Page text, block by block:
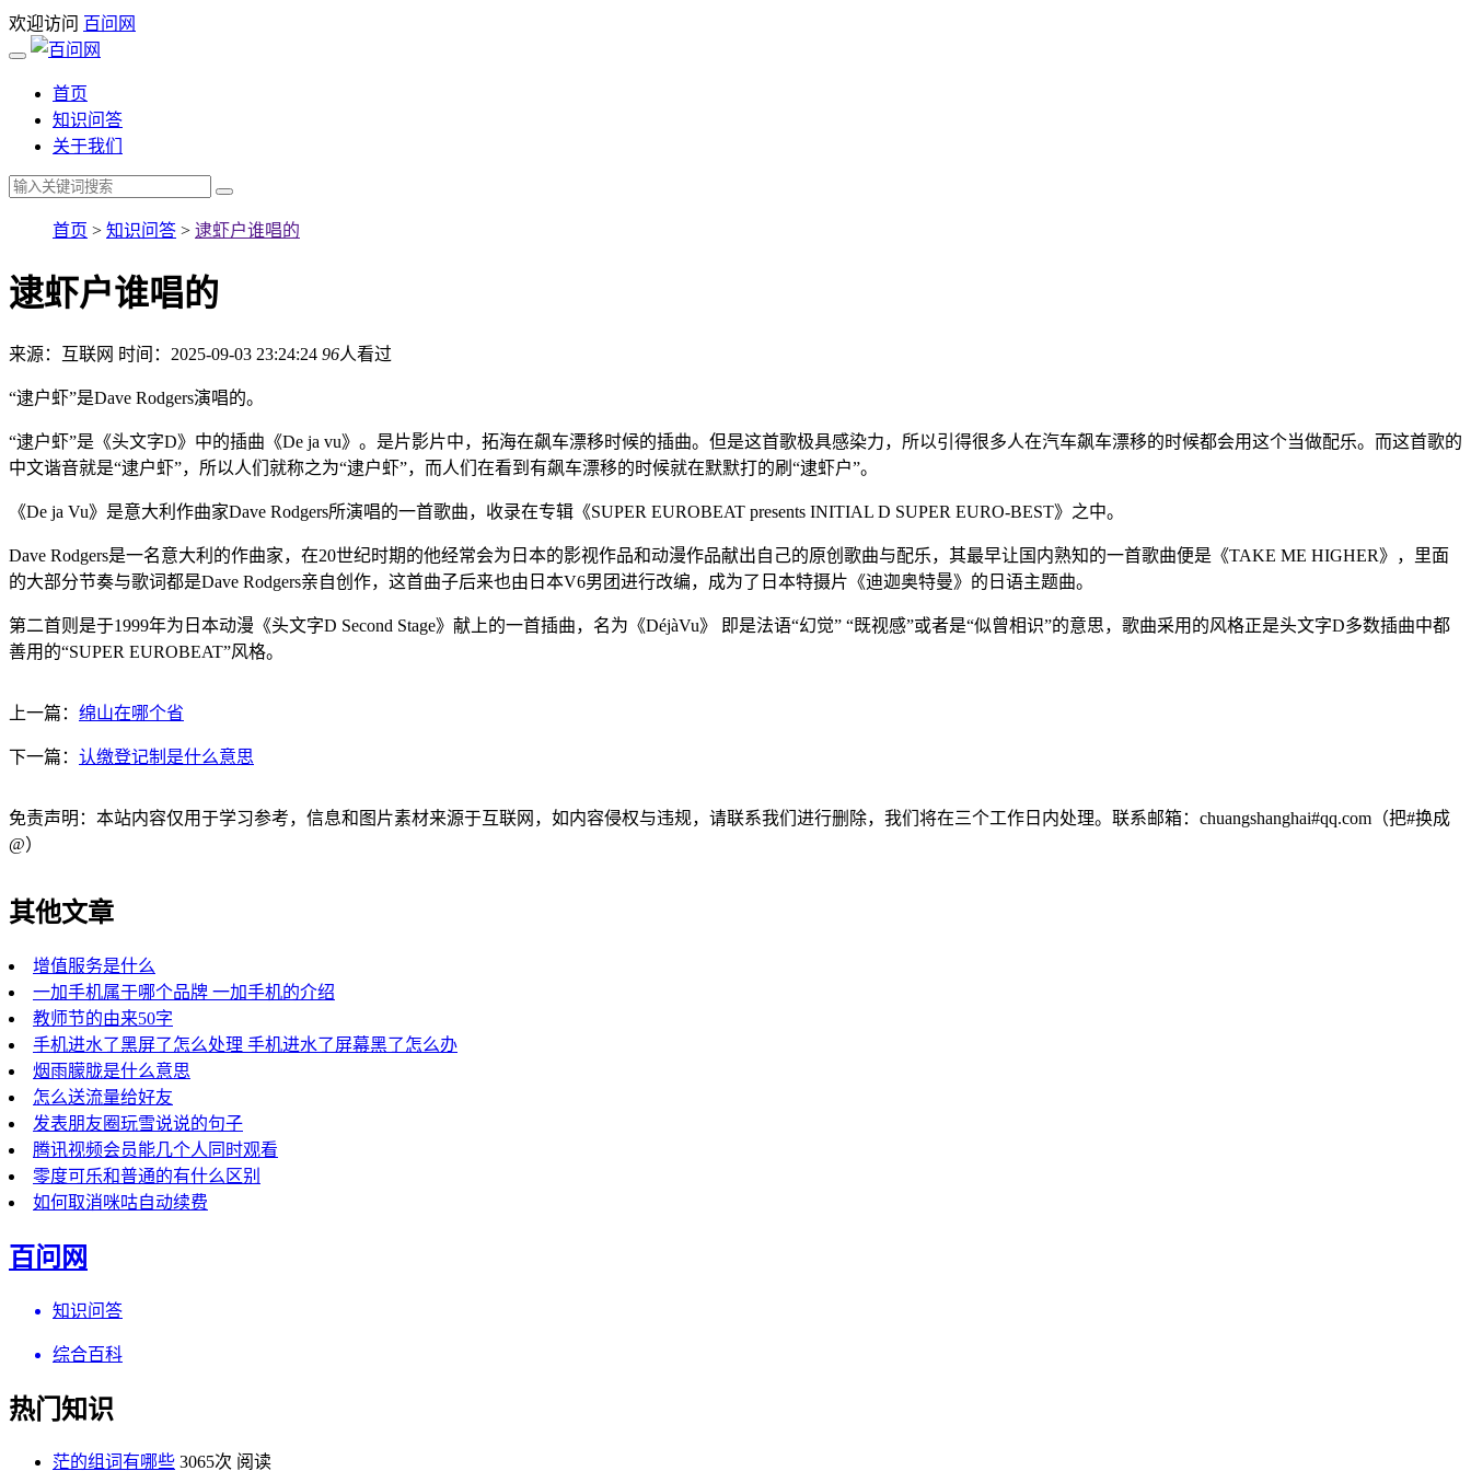
欢迎访问 百问网
首页
知识问答
关于我们
首页 > 知识问答 > 逮虾户谁唱的
逮虾户谁唱的
来源：互联网 时间：2025-09-03 23:24:24 96人看过
“逮户虾”是Dave Rodgers演唱的。
“逮户虾”是《头文字D》中的插曲《De ja vu》。是片影片中，拓海在飙车漂移时候的插曲。但是这首歌极具感染力，所以引得很多人在汽车飙车漂移的时候都会用这个当做配乐。而这首歌的
中文谐音就是“逮户虾”，所以人们就称之为“逮户虾”，而人们在看到有飙车漂移的时候就在默默打的刷“逮虾户”。
《De ja Vu》是意大利作曲家Dave Rodgers所演唱的一首歌曲，收录在专辑《SUPER EUROBEAT presents INITIAL D SUPER EURO-BEST》之中。
Dave Rodgers是一名意大利的作曲家，在20世纪时期的他经常会为日本的影视作品和动漫作品献出自己的原创歌曲与配乐，其最早让国内熟知的一首歌曲便是《TAKE ME HIGHER》，里面
的大部分节奏与歌词都是Dave Rodgers亲自创作，这首曲子后来也由日本V6男团进行改编，成为了日本特摄片《迪迦奥特曼》的日语主题曲。
第二首则是于1999年为日本动漫《头文字D Second Stage》献上的一首插曲，名为《DéjàVu》 即是法语“幻觉” “既视感”或者是“似曾相识”的意思，歌曲采用的风格正是头文字D多数插曲中都
善用的“SUPER EUROBEAT”风格。
上一篇： 绵山在哪个省
下一篇： 认缴登记制是什么意思
免责声明：本站内容仅用于学习参考，信息和图片素材来源于互联网，如内容侵权与违规，请联系我们进行删除，我们将在三个工作日内处理。联系邮箱：chuangshanghai#qq.com（把#换成
@）
其他文章
增值服务是什么
一加手机属于哪个品牌 一加手机的介绍
教师节的由来50字
手机进水了黑屏了怎么处理 手机进水了屏幕黑了怎么办
烟雨朦胧是什么意思
怎么送流量给好友
发表朋友圈玩雪说说的句子
腾讯视频会员能几个人同时观看
零度可乐和普通的有什么区别
如何取消咪咕自动续费
百问网
知识问答
综合百科
热门知识
茫的组词有哪些 3065次 阅读